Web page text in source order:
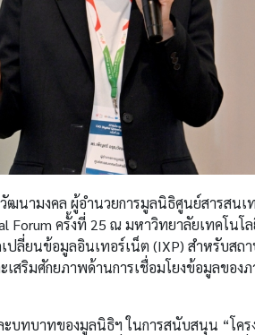
นามงคล ผู้อำนวยการมูลนิธิศูนย์สารสนเ
Forum ครั้งที่ 25 ณ มหาวิทยาลัยเทคโนโ
เปลี่ยนข้อมูลอินเทอร์เน็ต (IXP) สำหรับส
สริมศักยภาพด้านการเชื่อมโยงข้อมูลของ
ทบาทของมูลนิธิฯ ในการสนับสนุน “โครง